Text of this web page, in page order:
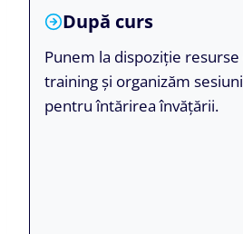
După curs
Punem la dispoziție
training și organizăm
pentru întărirea învățării.